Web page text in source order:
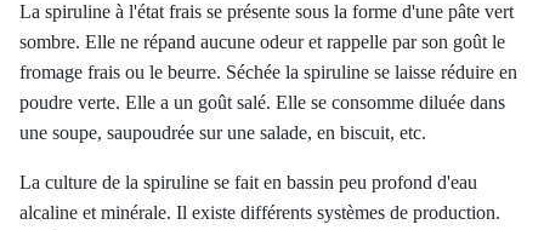
La spiruline à l'état frais se présente sous la forme d'une pâte vert
sombre. Elle ne répand aucune odeur et rappelle par son goût le
fromage frais ou le beurre. Séchée la spiruline se laisse réduire en
poudre verte. Elle a un goût salé. Elle se consomme diluée dans
une soupe, saupoudrée sur une salade, en biscuit, etc.
La culture de la spiruline se fait en bassin peu profond d'eau
alcaline et minérale. Il existe différents systèmes de production.